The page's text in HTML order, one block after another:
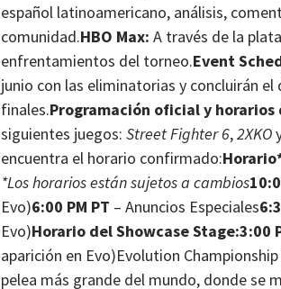
español latinoamericano, análisis,
comunidad.HBO Max: A través de la
enfrentamientos del torneo.Event
junio con las eliminatorias y concluirán
finales.Programación oficial y horarios
siguientes juegos: Street Fighter 6,2XKO
encuentra el horario confirmado:
*Los horarios están sujetos a cambios
Evo)6:00 PM PT – Anuncios Especiales
Evo)Horario del Showcase Stage:3:00
aparición en Evo)Evolution
pelea más grande del mundo, donde se